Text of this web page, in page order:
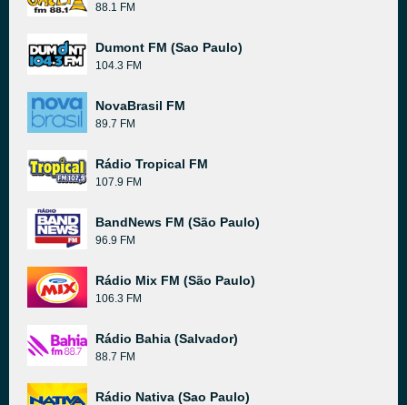
88.1 FM
Dumont FM (Sao Paulo)
104.3 FM
NovaBrasil FM
89.7 FM
Rádio Tropical FM
107.9 FM
BandNews FM (São Paulo)
96.9 FM
Rádio Mix FM (São Paulo)
106.3 FM
Rádio Bahia (Salvador)
88.7 FM
Rádio Nativa (Sao Paulo)